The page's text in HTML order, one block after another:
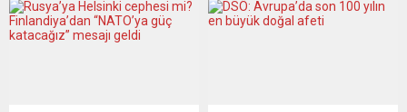
Gladbach kentinde
düzenlemek istediği toplantı
çevirmeyi başardı. İngiliz
Ulusal İstatistik Dairesi